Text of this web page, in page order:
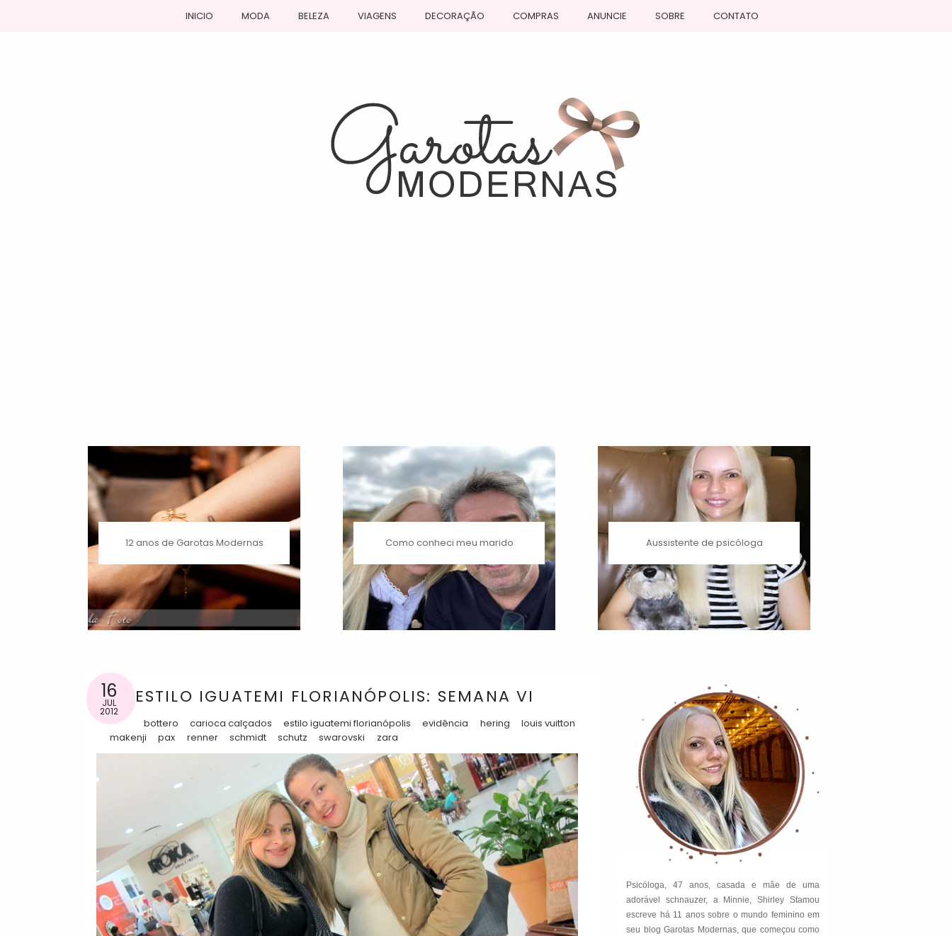
INICIO MODA BELEZA VIAGENS DECORAÇÃO COMPRAS ANUNCIE SOBRE CONTATO
12 anos de Garotas Modernas Como conheci meu marido Aussistente de psicóloga
16
JUL
2012
ESTILO IGUATEMI FLORIANÓPOLIS: SEMANA VI
bottero carioca calçados estilo iguatemi florianópolis evidência hering
louis vuitton
makenji
pax renner schmidt schutz swarovski zara
Psicóloga, 47 anos, casada e mãe de uma
adorável schnauzer, a Minnie, Shirley Stamou
escreve há 11 anos sobre o mundo feminino em
seu blog Garotas Modernas, que começou como